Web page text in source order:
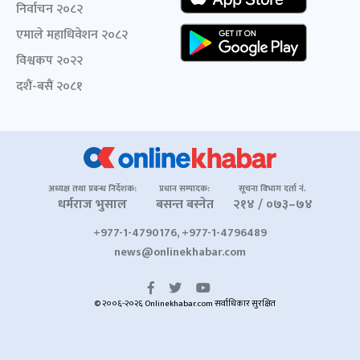
निर्वाचन २०८२
एमाले महाधिवेशन २०८२
विश्वकप २०२२
दशैं-बसैं २०८१
अध्यक्ष तथा प्रबन्ध निर्देशक:
धर्मराज भुसाल
प्रधान सम्पादक:
बसन्त बस्नेत
सूचना विभाग दर्ता नं.
२१४ / ०७३–७४
+977-1-4790176, +977-1-4796489
news@onlinekhabar.com
© २००६-२०२६ Onlinekhabar.com सर्वाधिकार सुरक्षित